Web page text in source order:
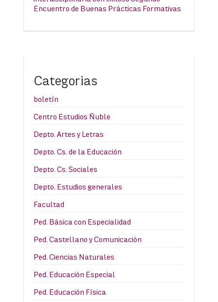
Encuentro de Buenas Prácticas Formativas
Categorias
boletín
Centro Estudios Ñuble
Depto. Artes y Letras
Depto. Cs. de la Educación
Depto. Cs. Sociales
Depto. Estudios generales
Facultad
Ped. Básica con Especialidad
Ped. Castellano y Comunicación
Ped. Ciencias Naturales
Ped. Educación Especial
Ped. Educación Física